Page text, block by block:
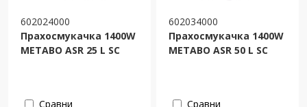
602024000
Прахосмукачка 1400W
METABO ASR 25 L SC
Сравни
602034000
Прахосмукачка 1400W
METABO ASR 50 L SC
Сравни